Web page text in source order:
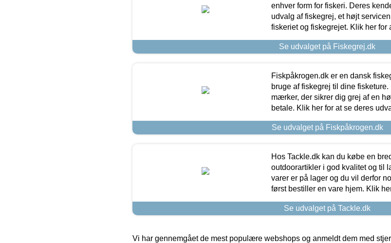
enhver form for fiskeri. Deres
udvalg af fiskegrej, et højt
fiskeriet og fiskegrejet. Klik her for
Se udvalget på Fiskegrej.dk
Fiskpåkrogen.dk er en dansk
bruge af fiskegrej til dine
mærker, der sikrer dig grej af en
betale. Klik her for at se deres
Se udvalget på Fiskpåkrogen.dk
Hos Tackle.dk kan du købe en
outdoorartikler i god kvalitet og til
varer er på lager og du vil derfor
først bestiller en vare hjem. Klik
Se udvalget på Tackle.dk
Vi har gennemgået de mest populære webshops og anmeldt dem med